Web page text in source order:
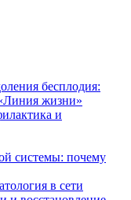
бесплодия:
жизни»
и
системы: почему
в сети